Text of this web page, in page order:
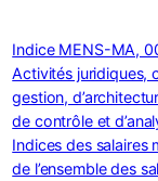
Indice MENS-MA,
Activités juridiques,
gestion,
de contrôle et
Indices des salaires
de l’ensemble des